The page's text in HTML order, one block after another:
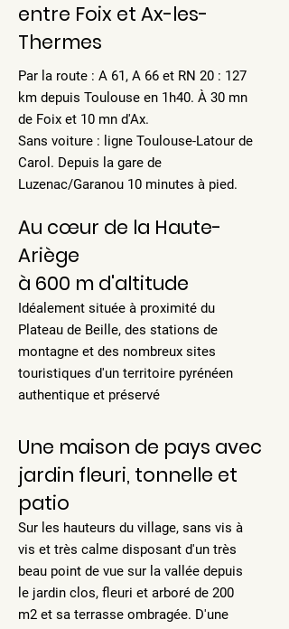
entre Foix et Ax-les-
Thermes
Par la route : A 61, A 66 et RN 20 : 127
km depuis Toulouse en 1h40. À 30 mn
de Foix et 10 mn d'Ax.
Sans voiture : ligne Toulouse-Latour de
Carol. Depuis la gare de
Luzenac/Garanou 10 minutes à pied.
Au cœur de la Haute-
Ariège
à 600 m d'altitude
Idéalement située à proximité du
Plateau de Beille, des stations de
montagne et des nombreux sites
touristiques d'un territoire pyrénéen
authentique et préservé
Une maison de pays avec
jardin fleuri, tonnelle et
patio
Sur les hauteurs du village, sans vis à
vis et très calme disposant d'un très
beau point de vue sur la vallée depuis
le jardin clos, fleuri et arboré de 200
m2 et sa terrasse ombragée. D'une